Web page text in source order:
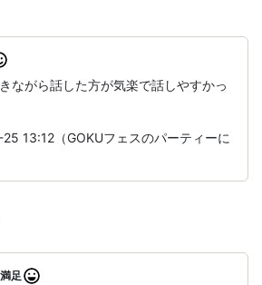
ながら話した方が気楽で話しやすかっ
13:12（GOKUフェスのパーティーに
足